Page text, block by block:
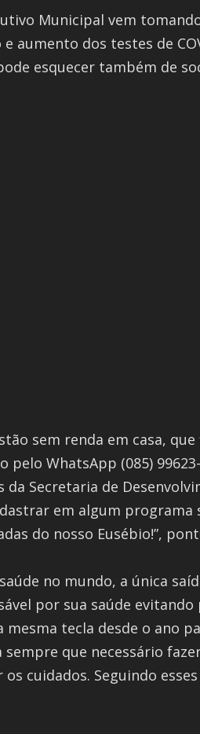
Municipal vem
aumento dos testes de
esquecer também de
sem renda em casa,
WhatsApp (085)
Secretaria de
em algum
do nosso Eusébio!”,
no mundo, a única
por sua saúde
tecla desde o ano
que necessário
cuidados. Seguindo